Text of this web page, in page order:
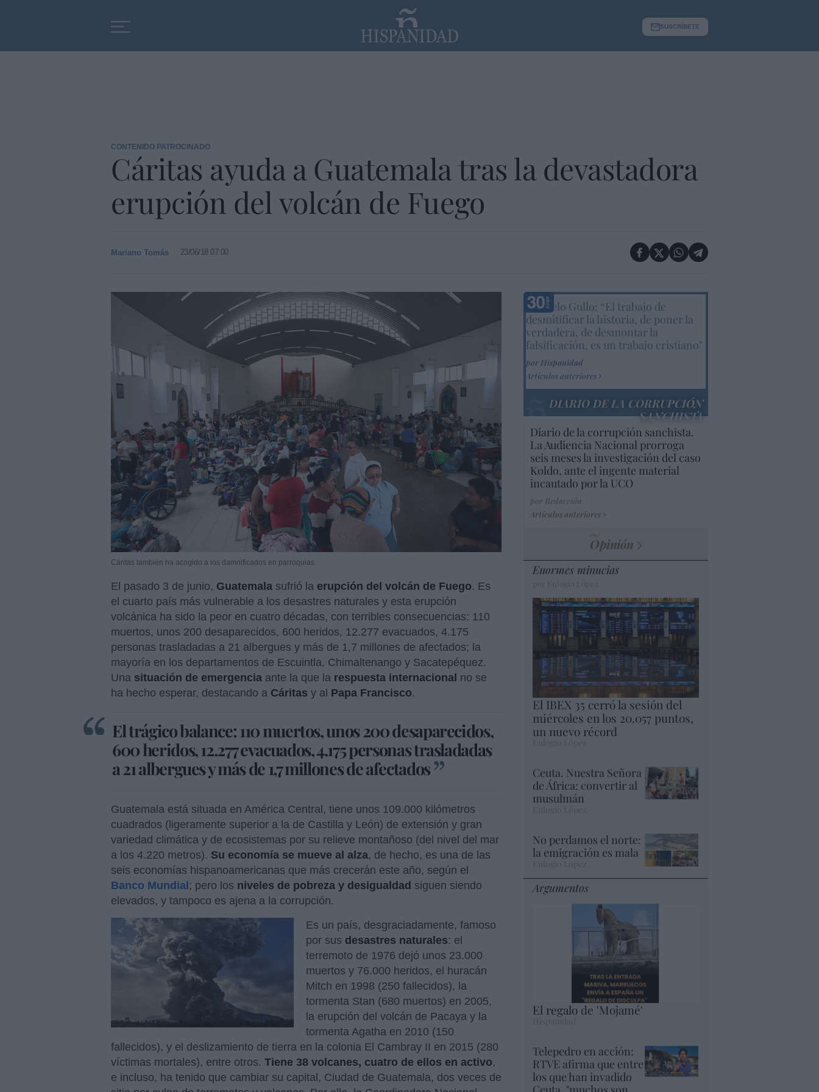
SUSCRÍBETE
CONTENIDO PATROCINADO
Cáritas ayuda a Guatemala tras la devastadora
erupción del volcán de Fuego
Mariano Tomás 23/06/18 07:00
Cáritas también ha acogido a los damnificados en parroquias.
El pasado 3 de junio, Guatemala sufrió la erupción del volcán de Fuego. Es
el cuarto país más vulnerable a los desastres naturales y esta erupción
volcánica ha sido la peor en cuatro décadas, con terribles consecuencias: 110
muertos, unos 200 desaparecidos, 600 heridos, 12.277 evacuados, 4.175
personas trasladadas a 21 albergues y más de 1,7 millones de afectados; la
mayoría en los departamentos de Escuintla, Chimaltenango y Sacatepéquez.
Una situación de emergencia ante la que la respuesta internacional no se
ha hecho esperar, destacando a Cáritas y al Papa Francisco.
El trágico balance: 110 muertos, unos 200 desaparecidos,
600 heridos, 12.277 evacuados, 4.175 personas trasladadas
a 21 albergues y más de 1,7 millones de afectados
Guatemala está situada en América Central, tiene unos 109.000 kilómetros
cuadrados (ligeramente superior a la de Castilla y León) de extensión y gran
variedad climática y de ecosistemas por su relieve montañoso (del nivel del mar
a los 4.220 metros). Su economía se mueve al alza, de hecho, es una de las
seis economías hispanoamericanas que más crecerán este año, según el
Banco Mundial ; pero los niveles de pobreza y desigualdad siguen siendo
elevados, y tampoco es ajena a la corrupción.
Es un país, desgraciadamente, famoso
por sus desastres naturales: el
terremoto de 1976 dejó unos 23.000
muertos y 76.000 heridos, el huracán
Mitch en 1998 (250 fallecidos), la
tormenta Stan (680 muertos) en 2005,
la erupción del volcán de Pacaya y la
tormenta Agatha en 2010 (150
fallecidos), y el deslizamiento de tierra en la colonia El Cambray II en 2015 (280
víctimas mortales), entre otros. Tiene 38 volcanes, cuatro de ellos en activo,
e incluso, ha tenido que cambiar su capital, Ciudad de Guatemala, dos veces de
Marcelo Gullo: “El trabajo de
desmitificar la historia, de poner la
verdadera, de desmontar la
falsificación, es un trabajo cristiano"
por Hispanidad
Artículos anteriores
DIARIO DE LA CORRUPCIÓN
SANCHISTA
Diario de la corrupción sanchista.
La Audiencia Nacional prorroga
seis meses la investigación del caso
Koldo, ante el ingente material
incautado por la UCO
Artículos anteriores
Opinión
Enormes minucias
El IBEX 35 cerró la sesión del
miércoles en los 20.057 puntos,
un nuevo récord
Ceuta. Nuestra Señora
de África: convertir al
musulmán
No perdamos el norte:
la emigración es mala
Argumentos
El regalo de 'Mojamé'
Telepedro en acción:
RTVE afirma que entre
los que han invadido